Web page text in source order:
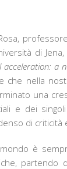
di
acceleration: a
che nella
una
e dei
di criticità
è
partendo